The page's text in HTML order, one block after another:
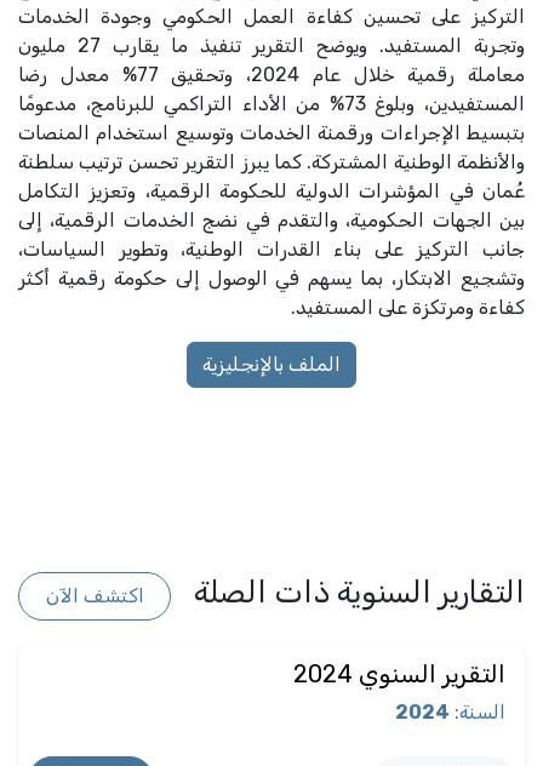
التركيز على تحسين كفاءة العمل الحكومي وجودة الخدمات
وتجربة المستفيد. ويوضح التقرير تنفيذ ما يقارب 27 مليون
معاملة رقمية خلال عام 2024، وتحقيق 77% معدل رضا
المستفيدين، وبلوغ 73% من الأداء التراكمي للبرنامج، مدعومًا
بتبسيط الإجراءات ورقمنة الخدمات وتوسيع استخدام المنصات
والأنظمة الوطنية المشتركة. كما يبرز التقرير تحسن ترتيب سلطنة
عُمان في المؤشرات الدولية للحكومة الرقمية، وتعزيز التكامل
بين الجهات الحكومية، والتقدم في نضج الخدمات الرقمية، إلى
جانب التركيز على بناء القدرات الوطنية، وتطوير السياسات،
وتشجيع الابتكار، بما يسهم في الوصول إلى حكومة رقمية أكثر
كفاءة ومرتكزة على المستفيد.
الملف بالإنجليزية
التقارير السنوية ذات الصلة اكتشف الآن
التقرير السنوي 2024
السنة:
2024